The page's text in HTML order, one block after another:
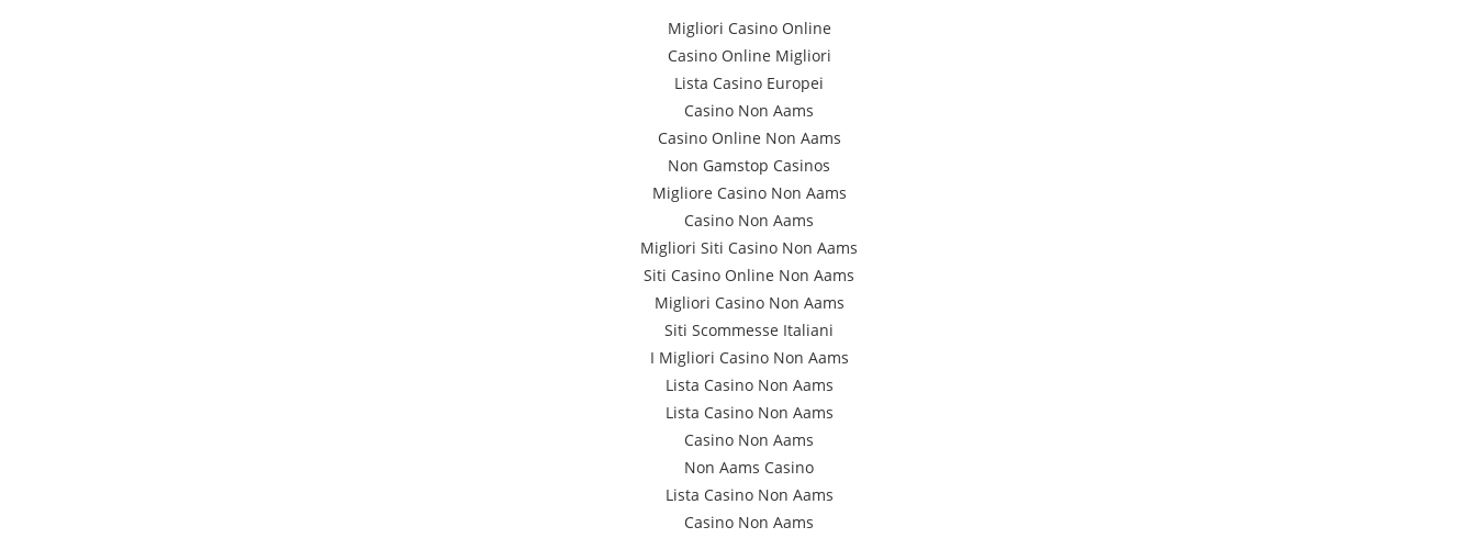
Migliori Casino Online
Casino Online Migliori
Lista Casino Europei
Casino Non Aams
Casino Online Non Aams
Non Gamstop Casinos
Migliore Casino Non Aams
Casino Non Aams
Migliori Siti Casino Non Aams
Siti Casino Online Non Aams
Migliori Casino Non Aams
Siti Scommesse Italiani
I Migliori Casino Non Aams
Lista Casino Non Aams
Lista Casino Non Aams
Casino Non Aams
Non Aams Casino
Lista Casino Non Aams
Casino Non Aams